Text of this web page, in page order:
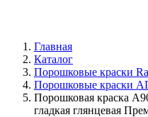
Главная
Каталог
Порошковые краски
Порошковые краски
Порошковая краска
гладкая глянцевая